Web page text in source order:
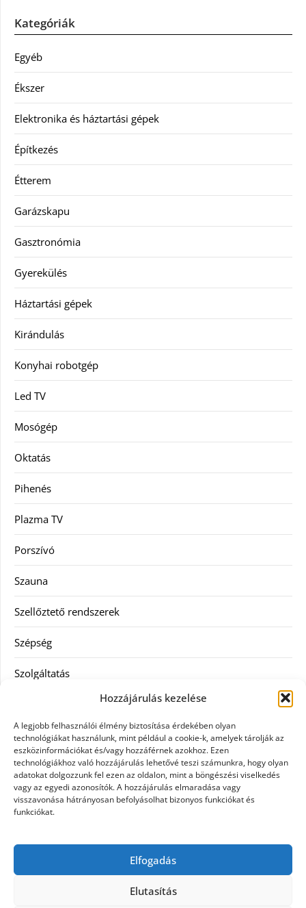
Hozzájárulás kezelése
A legjobb felhasználói élmény biztosítása érdekében olyan
technológiákat használunk, mint például a cookie-k, amelyek tárolják az
eszközinformációkat és/vagy hozzáférnek azokhoz. Ezen
technológiákhoz való hozzájárulás lehetővé teszi számunkra, hogy olyan
adatokat dolgozzunk fel ezen az oldalon, mint a böngészési viselkedés
vagy az egyedi azonosítók. A hozzájárulás elmaradása vagy
visszavonása hátrányosan befolyásolhat bizonyos funkciókat és
funkciókat.
Elfogadás
Elutasítás
Kategóriák
Egyéb
Ékszer
Elektronika és háztartási gépek
Építkezés
Étterem
Garázskapu
Gasztronómia
Gyerekülés
Háztartási gépek
Kirándulás
Konyhai robotgép
Led TV
Mosógép
Oktatás
Pihenés
Plazma TV
Porszívó
Szauna
Szellőztető rendszerek
Szépség
Szolgáltatás
Televízió
Vásárlás
Webshop
general kivitelező